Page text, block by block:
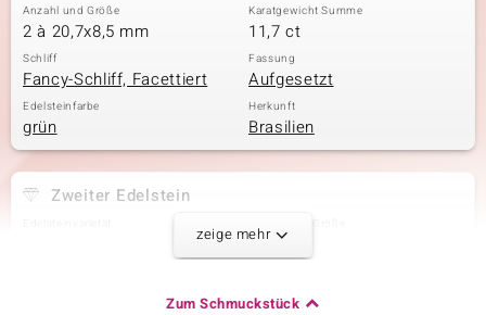
Anzahl und Größe
2 à 20,7x8,5 mm
Karatgewicht Summe
11,7 ct
Schliff
Fancy-Schliff, Facettiert
Fassung
Aufgesetzt
Edelsteinfarbe
grün
Herkunft
Brasilien
Zweiter Edelstein
Grüner Maniry-Labradorit 2 à 7 mm
Runder Cabochon
zeige mehr
Zum Schmuckstück